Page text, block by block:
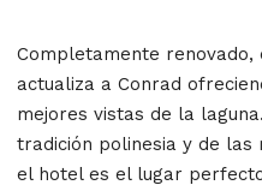
Completamente
actualiza a Conrad
mejores vistas de la
tradición polinesia y de las
el hotel es el lugar